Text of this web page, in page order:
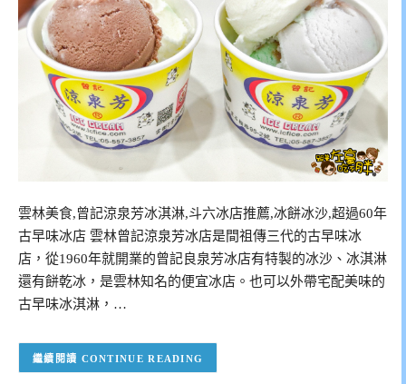
雲林美食,曾記涼泉芳冰淇淋,斗六冰店推薦,冰餅冰沙,超過60年
古早味冰店 雲林曾記涼泉芳冰店是間祖傳三代的古早味冰
店，從1960年就開業的曾記良泉芳冰店有特製的冰沙、冰淇淋
還有餅乾冰，是雲林知名的便宜冰店。也可以外帶宅配美味的
古早味冰淇淋，…
CONTINUE READING